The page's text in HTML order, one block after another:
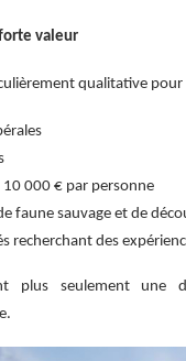
valeur
qualitative pour
000 € par personne
faune sauvage et de
recherchant des
plus seulement une